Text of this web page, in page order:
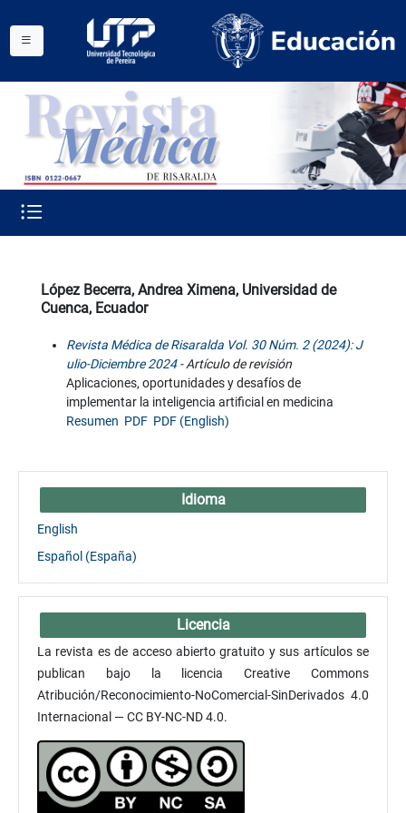
López Becerra, Andrea Ximena, Universidad de
Cuenca, Ecuador
Revista Médica de Risaralda Vol. 30 Núm. 2 (2024): J
ulio-Diciembre 2024- Artículo de revisión
Aplicaciones, oportunidades y desafíos de
implementar la inteligencia artificial en medicina
Resumen PDF PDF (English)
Idioma
English
Español (España)
Licencia
La revista es de acceso abierto gratuito y sus artículos se
publican bajo la licencia Creative Commons
Atribución/Reconocimiento-NoComercial-SinDerivados 4.0
Internacional — CC BY-NC-ND 4.0.